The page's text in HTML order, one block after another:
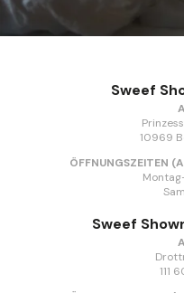
Sweef
10969
ÖFFNUNGSZEITEN
Sweef
111